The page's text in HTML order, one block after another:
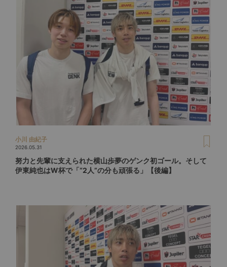
小川 由紀子
2026.05.31
努力と先輩に支えられた横山歩夢のゲンク初ゴール。そして
伊東純也はW杯で「“2人”の分も頑張る」【後編】